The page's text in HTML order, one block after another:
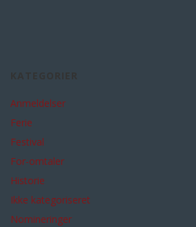
Anmeldelser
Ferie
Festival
For-omtaler
Historie
Ikke kategoriseret
Nomineringer